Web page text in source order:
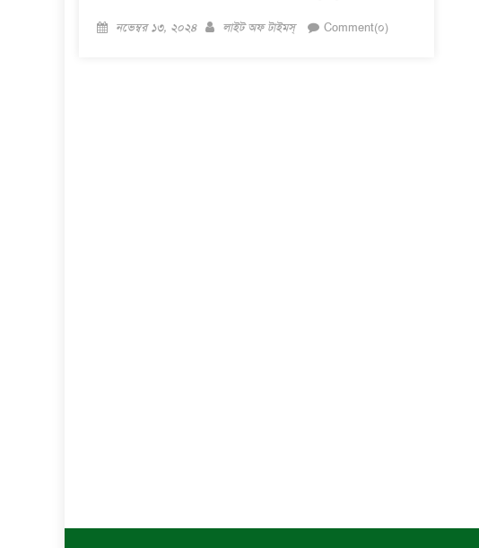
Posted
নভেম্বর ১৩, ২০২৪ Author
লাইট অফ টাইমস্ Comment(০)